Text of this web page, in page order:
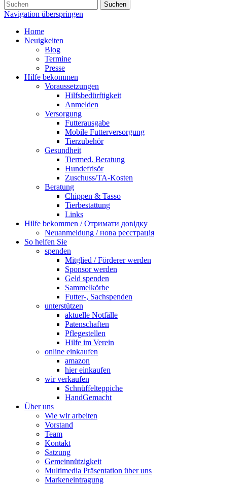
Suchen
Navigation überspringen
Home
Neuigkeiten
Blog
Termine
Presse
Hilfe bekommen
Voraussetzungen
Hilfsbedürftigkeit
Anmelden
Versorgung
Futterausgabe
Mobile Futterversorgung
Tierzubehör
Gesundheit
Tiermed. Beratung
Hundefrisör
Zuschuss/TA-Kosten
Beratung
Chippen & Tasso
Tierbestattung
Links
Hilfe bekommen / Отримати довідку
Neuanmeldung / нова реєстрація
So helfen Sie
spenden
Mitglied / Förderer werden
Sponsor werden
Geld spenden
Sammelkörbe
Futter-, Sachspenden
unterstützen
aktuelle Notfälle
Patenschaften
Pflegestellen
Hilfe im Verein
online einkaufen
amazon
hier einkaufen
wir verkaufen
Schnüffelteppiche
HandGemacht
Über uns
Wie wir arbeiten
Vorstand
Team
Kontakt
Satzung
Gemeinnützigkeit
Multimedia Präsentation über uns
Markeneintragung